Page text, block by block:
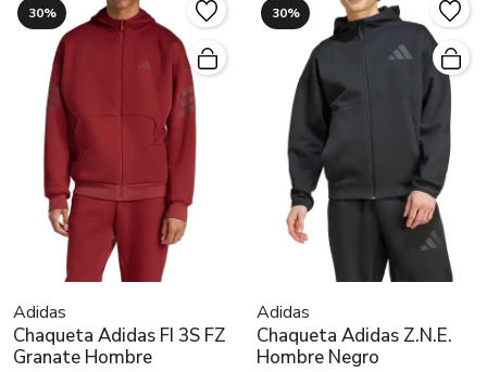
30%
Adidas
Chaqueta Adidas FI 3S FZ
Granate Hombre
30%
Adidas
Chaqueta Adidas Z.N.E.
Hombre Negro